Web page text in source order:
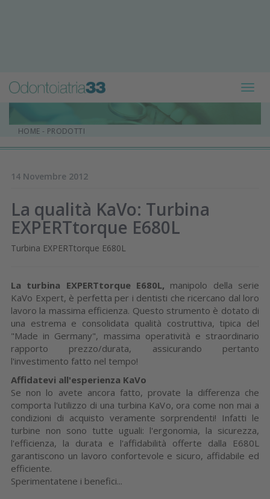
HOME - PRODOTTI
14 Novembre 2012
La qualità KaVo: Turbina
EXPERTtorque E680L
Turbina EXPERTtorque E680L
La turbina EXPERTtorque E680L, manipolo della serie
KaVo Expert, è perfetta per i dentisti che ricercano dal loro
lavoro la massima efficienza. Questo strumento è dotato di
una estrema e consolidata qualità costruttiva, tipica del
"Made in Germany", massima operatività e straordinario
rapporto prezzo/durata, assicurando pertanto
l'investimento fatto nel tempo!
Affidatevi all'esperienza KaVo
Se non lo avete ancora fatto, provate la differenza che
comporta l'utilizzo di una turbina KaVo, ora come non mai a
condizioni di acquisto veramente sorprendenti! Infatti le
turbine non sono tutte uguali: l'ergonomia, la sicurezza,
l'efficienza, la durata e l'affidabilità offerte dalla E680L
garantiscono un lavoro confortevole e sicuro, affidabile ed
efficiente.
Sperimentatene i benefici...